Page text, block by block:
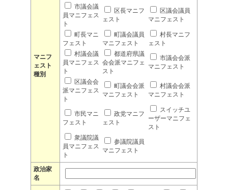
マニフ
ェスト
種別
市議会議
員マニフェス
ト
区長マニフ
ェスト
区議会議員
マニフェスト
町長マニ
フェスト
町議会議員
マニフェスト
村長マニフ
ェスト
村議会議
員マニフェス
ト
都道府県議
会会派マニフェ
スト
市議会会派
マニフェスト
区議会会
派マニフェス
ト
町議会会派
マニフェスト
村議会会派
マニフェスト
市民マニ
フェスト
政党マニフ
ェスト
スイッチユ
ーザーマニフェ
スト
衆議院議
員マニフェス
ト
参議院議員
マニフェスト
政治家
名